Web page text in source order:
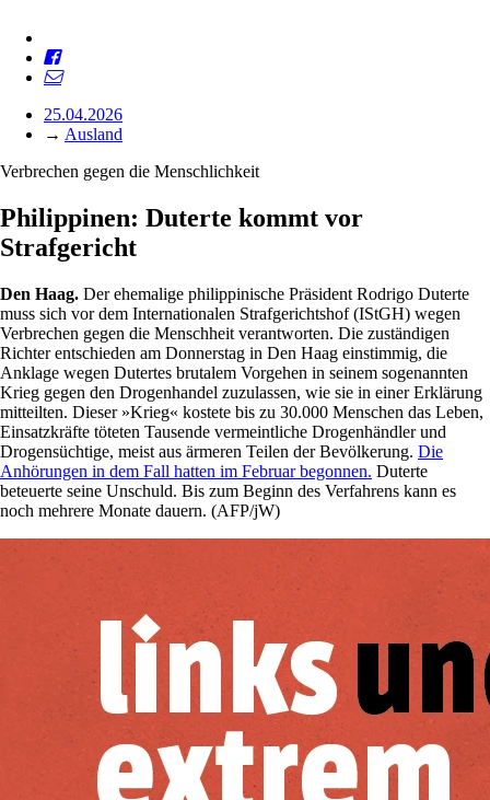
25.04.2026
→ Ausland
Verbrechen gegen die Menschlichkeit
Philippinen: Duterte kommt vor
Strafgericht
Den Haag. Der ehemalige philippinische Präsident Rodrigo Duterte
muss sich vor dem Internationalen Strafgerichtshof (IStGH) wegen
Verbrechen gegen die Menschheit verantworten. Die zuständigen
Richter entschieden am Donnerstag in Den Haag einstimmig, die
Anklage wegen Dutertes brutalem Vorgehen in seinem sogenannten
Krieg gegen den Drogenhandel zuzulassen, wie sie in einer Erklärung
mitteilten. Dieser »Krieg« kostete bis zu 30.000 Menschen das Leben,
Einsatzkräfte töteten Tausende vermeintliche Drogenhändler und
Drogensüchtige, meist aus ärmeren Teilen der Bevölkerung. Die
Anhörungen in dem Fall hatten im Februar begonnen. Duterte
beteuerte seine Unschuld. Bis zum Beginn des Verfahrens kann es
noch mehrere Monate dauern. (AFP/jW)